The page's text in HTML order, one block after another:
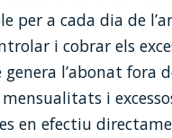
per a cada dia de
i cobrar els
l’abonat fora
i
en efectiu